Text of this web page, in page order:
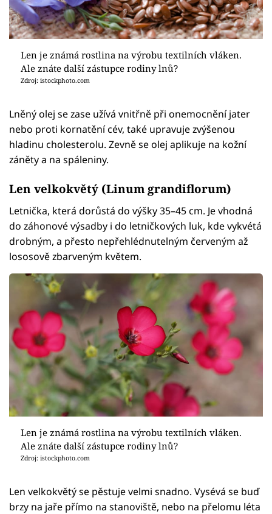
Len je známá rostlina na výrobu textilních vláken.
Ale znáte další zástupce rodiny lnů?
Zdroj: istockphoto.com
Lněný olej se zase užívá vnitřně při onemocnění jater
nebo proti kornatění cév, také upravuje zvýšenou
hladinu cholesterolu. Zevně se olej aplikuje na kožní
záněty a na spáleniny.
Len velkokvětý (Linum grandiflorum)
Letnička, která dorůstá do výšky 35–45 cm. Je vhodná
do záhonové výsadby i do letničkových luk, kde vykvétá
drobným, a přesto nepřehlédnutelným červeným až
lososově zbarveným květem.
Len je známá rostlina na výrobu textilních vláken.
Ale znáte další zástupce rodiny lnů?
Zdroj: istockphoto.com
Len velkokvětý se pěstuje velmi snadno. Vysévá se buď
brzy na jaře přímo na stanoviště, nebo na přelomu léta